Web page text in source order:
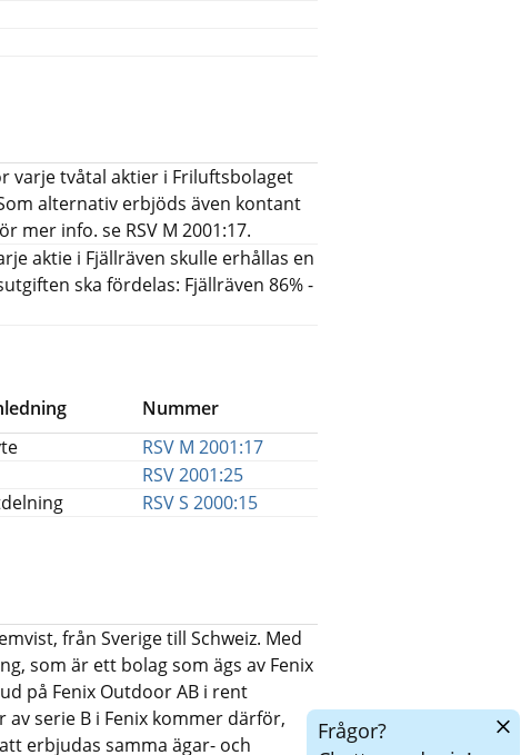
varje tvåtal aktier i Friluftsbolaget
alternativ erbjöds även kontant
mer info. se RSV M 2001:17.
aktie i Fjällräven skulle erhållas en
ska fördelas: Fjällräven 86% -
Nummer
RSV M 2001:17
RSV 2001:25
RSV S 2000:15
från Sverige till Schweiz. Med
som är ett bolag som ägs av Fenix
på Fenix Outdoor AB i rent
serie B i Fenix kommer därför,
erbjudas samma ägar- och
Frågor?
Dölj